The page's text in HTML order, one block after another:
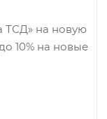
ТСД» на новую
10% на новые